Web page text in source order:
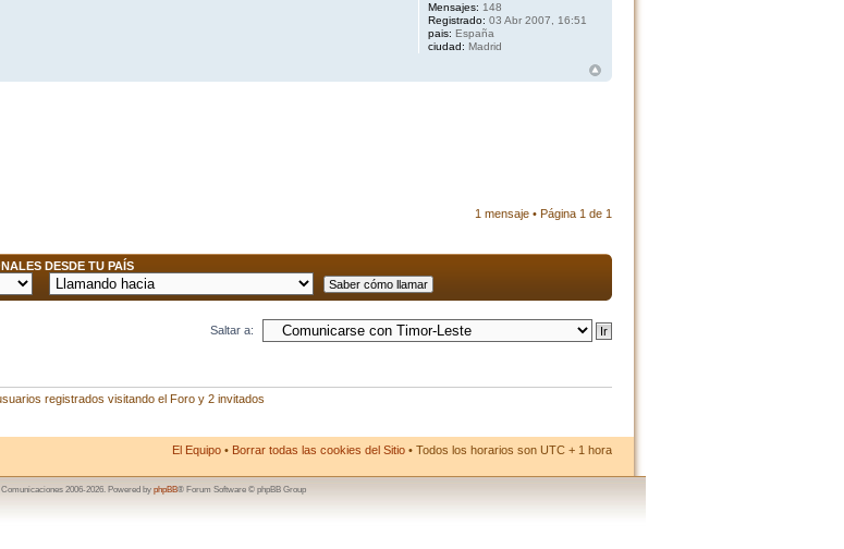
Mensajes: 148
Registrado: 03 Abr 2007, 16:51
pais: España
ciudad: Madrid
1 mensaje • Página 1 de 1
DESDE TU PAÍS
Saltar a:
registrados visitando el Foro y 2 invitados
El Equipo • Borrar todas las cookies del Sitio • Todos los horarios son UTC + 1 hora
2006-2026. Powered by phpBB® Forum Software © phpBB Group